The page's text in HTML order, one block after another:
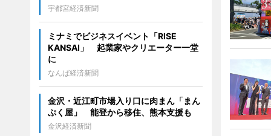
宇都宮経済新聞
ミナミでビジネスイベント「RISE
KANSAI」 起業家やクリエーター一堂
に
なんば経済新聞
金沢・近江町市場入り口に肉まん「まん
ぷく屋」 能登から移住、熊本支援も
金沢経済新聞